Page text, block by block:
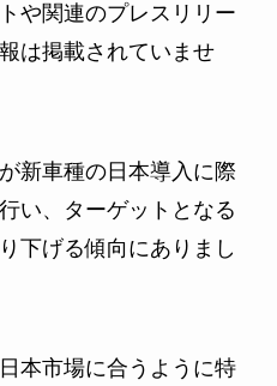
や関連のプレスリリー
は掲載されていませ
新車種の日本導入に際
い、ターゲットとなる
下げる傾向にありまし
本市場に合うように特